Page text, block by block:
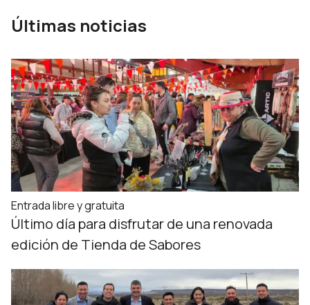
Últimas noticias
Entrada libre y gratuita
Último día para disfrutar de una renovada
edición de Tienda de Sabores